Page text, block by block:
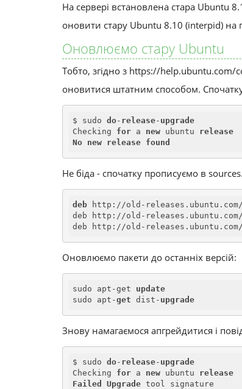
На сервері встановлена стара Ubuntu
оновити стару Ubuntu 8.10 (interpid) на
Оновлюємо стару Ubuntu
Тобто, згідно з https://
оновитися штатним способом.
$ sudo do- release- upgrade
Checking for a new ubuntu release
No new release found
Не біда - спочатку прописуємо в
deb http://old-
deb http://old-
deb http://old-
Оновлюємо пакети до останніх версій:
sudo apt-get update
sudo apt-get dist- upgrade
Знову намагаємося апгрейдитися і
$ sudo do- release- upgrade
Checking for a new ubuntu release
Failed
Upgrade